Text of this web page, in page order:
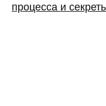
процесса и